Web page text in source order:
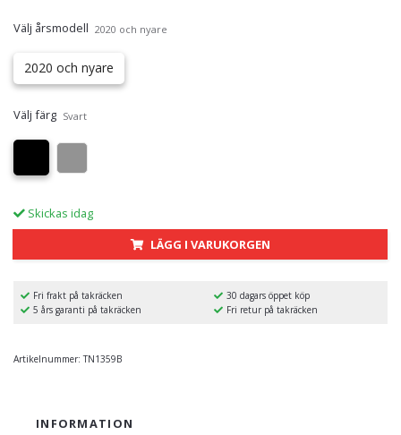
Välj årsmodell 2020 och nyare
2020 och nyare
Välj färg Svart
Skickas idag
LÄGG I VARUKORGEN
Fri frakt på takräcken
30 dagars öppet köp
5 års garanti på takräcken
Fri retur på takräcken
Artikelnummer: TN1359B
INFORMATION